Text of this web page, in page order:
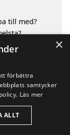
till med?
Villkor
×
förbättra
samtycker
Läs mer
ALLT